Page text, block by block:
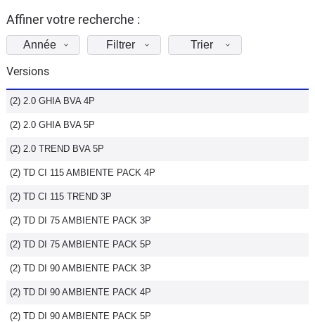
d'achat
Electriques
Utilitaires
Flottes
Auto
Services
Forum
Moto
Marques
Affiner votre recherche :
Année Filtrer Trier
Versions
(2) 2.0 GHIA BVA 4P
(2) 2.0 GHIA BVA 5P
(2) 2.0 TREND BVA 5P
(2) TD CI 115 AMBIENTE PACK 4P
(2) TD CI 115 TREND 3P
(2) TD DI 75 AMBIENTE PACK 3P
(2) TD DI 75 AMBIENTE PACK 5P
(2) TD DI 90 AMBIENTE PACK 3P
(2) TD DI 90 AMBIENTE PACK 4P
(2) TD DI 90 AMBIENTE PACK 5P